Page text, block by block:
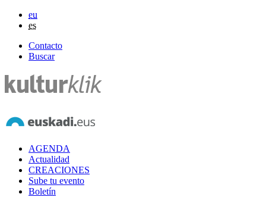
eu
es
Contacto
Buscar
AGENDA
Actualidad
CREACIONES
Sube tu evento
Boletín